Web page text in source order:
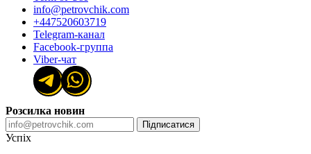
info@petrovchik.com
+447520603719
Telegram-канал
Facebook-группа
Viber-чат
Розсилка новин
Підписатися
Успіх